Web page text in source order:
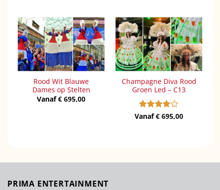
Rood Wit Blauwe
Dames op Stelten
Vanaf€ 695,00
Champagne Diva Rood
Groen Led – C13
Gewaardeerd
Vanaf€ 695,00
PRIMA ENTERTAINMENT